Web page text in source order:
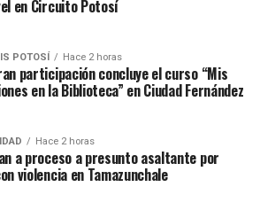
en Circuito Potosí
POTOSÍ Hace 2 horas
participación concluye el curso “Mis
en la Biblioteca” en Ciudad Fernández
Hace 2 horas
a proceso a presunto asaltante por
violencia en Tamazunchale